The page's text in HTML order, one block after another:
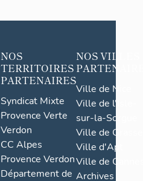
NOS
TERRITOIRES
PARTENAIRES
Syndicat Mixte
Provence Verte
Verdon
CC Alpes
Provence Verdon
Département de
NOS VILLES
Ville de Nice
Ville de l'Isle-
sur-la-Sorgue
Ville de Grasse
Ville d'Apt
Ville de
Archives